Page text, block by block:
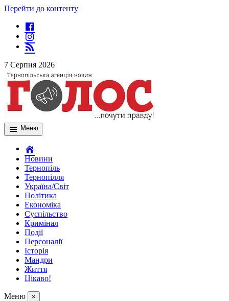
Перейти до контенту
7 Серпня 2026
Меню
Новини
Тернопіль
Тернопілля
Україна/Світ
Політика
Економіка
Суспільство
Кримінал
Події
Персоналії
Історія
Мандри
Життя
Цікаво!
Меню ×